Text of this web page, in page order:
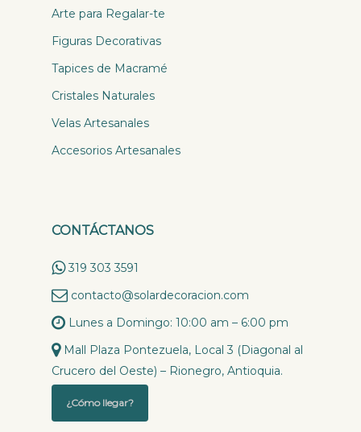
Arte para Regalar-te
Figuras Decorativas
Tapices de Macramé
Cristales Naturales
Velas Artesanales
Accesorios Artesanales
CONTÁCTANOS
319 303 3591
contacto@solardecoracion.com
Lunes a Domingo: 10:00 am – 6:00 pm
Mall Plaza Pontezuela, Local 3 (Diagonal al
Crucero del Oeste) – Rionegro, Antioquia.
¿Cómo llegar?